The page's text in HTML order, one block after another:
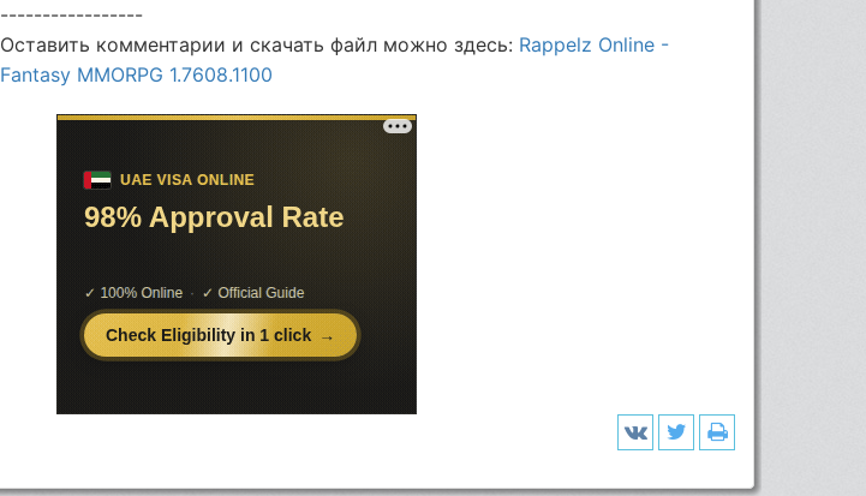
-----------------
Оставить комментарии и скачать файл можно здесь: Rappelz Online -
Fantasy MMORPG 1.7608.1100